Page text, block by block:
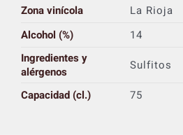
Zona vinícola
La Rioja
Alcohol (%)
14
Ingredientes y
alérgenos
Sulfitos
Capacidad (cl.)
75